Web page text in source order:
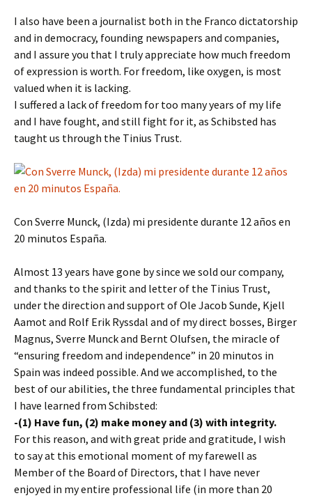
I also have been a journalist both in the Franco dictatorship
and in democracy, founding newspapers and companies,
and I assure you that I truly appreciate how much freedom
of expression is worth. For freedom, like oxygen, is most
valued when it is lacking.
I suffered a lack of freedom for too many years of my life
and I have fought, and still fight for it, as Schibsted has
taught us through the Tinius Trust.
Con Sverre Munck, (Izda) mi presidente durante 12 años en
20 minutos España.
Almost 13 years have gone by since we sold our company,
and thanks to the spirit and letter of the Tinius Trust,
under the direction and support of Ole Jacob Sunde, Kjell
Aamot and Rolf Erik Ryssdal and of my direct bosses, Birger
Magnus, Sverre Munck and Bernt Olufsen, the miracle of
“ensuring freedom and independence” in 20 minutos in
Spain was indeed possible. And we accomplished, to the
best of our abilities, the three fundamental principles that
I have learned from Schibsted:
-(1) Have fun, (2) make money and (3) with integrity.
For this reason, and with great pride and gratitude, I wish
to say at this emotional moment of my farewell as
Member of the Board of Directors, that I have never
enjoyed in my entire professional life (in more than 20